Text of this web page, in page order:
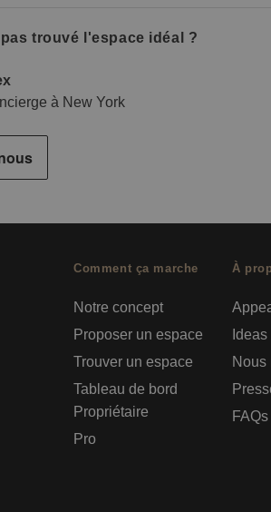
trouvé l'espace idéal ?
à New York
Comment ça marche
Notre concept
Proposer un espace
Trouver un espace
Tableau de bord
Propriétaire
Pro
À
Nous
FAQs